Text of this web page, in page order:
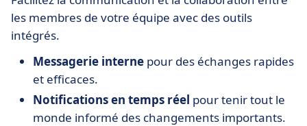
les membres de votre équipe avec des outils
intégrés.
Messagerie interne pour des échanges rapides
et efficaces.
Notifications en temps réel pour tenir tout le
monde informé des changements importants.